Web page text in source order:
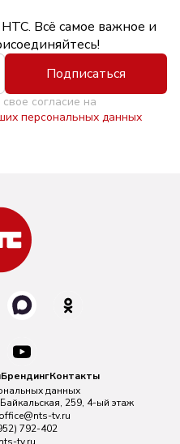
Всё самое важное и
Подписаться
согласие на
персональных данных
БрендингКонтакты
данных
259, 4-ый этаж
office@nts-tv.ru
792-402